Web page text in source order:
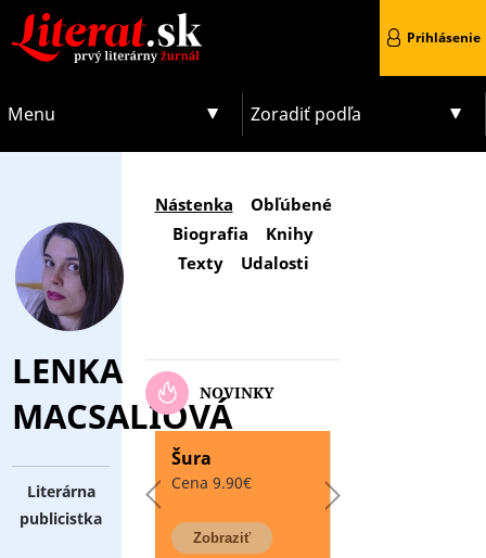
Menu Zoradiť podľa
Prihlásenie
LENKA
MACSALIOVÁ
Literárna
publicistka
Nástenka
Obľúbené
Biografia
Knihy
Texty
Udalosti
NOVINKY
Šura
Cena 9.90€